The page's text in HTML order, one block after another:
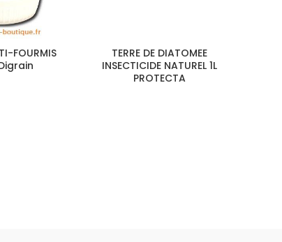
FOURMIS
TERRE DE DIATOMEE
INSECTICIDE NATUREL 1L
PROTECTA